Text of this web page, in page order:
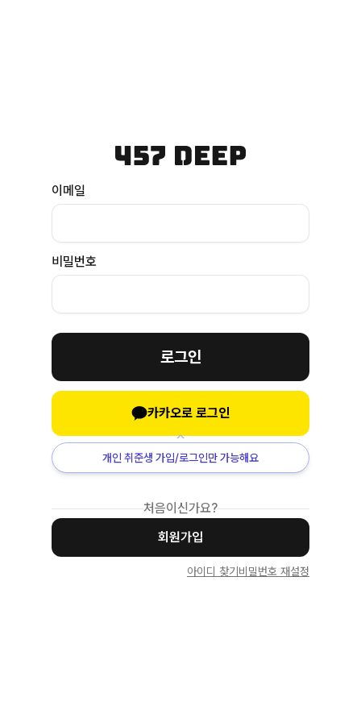
이메일
비밀번호
로그인
카카오로 로그인
개인 취준생 가입/로그인만 가능해요
처음이신가요?
회원가입
아이디 찾기 비밀번호 재설정